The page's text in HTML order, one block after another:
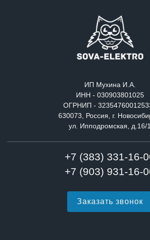
ИП Мухина И.А.
ИНН - 030903801025
ОГРНИП -
630073, Россия, г.
ул. Ипподромская, д.16/1
+7 (383) 331-16-
+7 (903) 931-16-
Заказать звонок